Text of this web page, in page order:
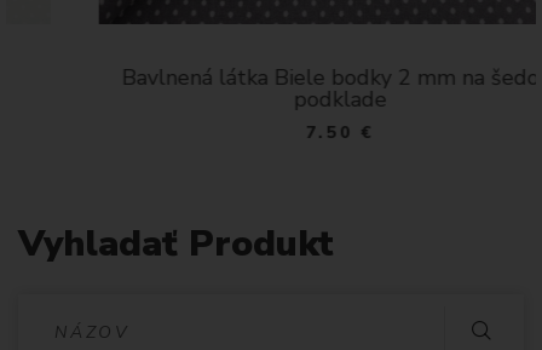
Bavlnená látka Biele bodky 2 mm na šedom
podklade
Vyhladať Produkt